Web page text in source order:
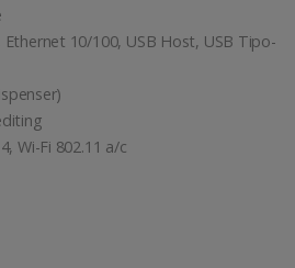
10/100, USB Host, USB Tipo-
Wi-Fi 802.11 a/c